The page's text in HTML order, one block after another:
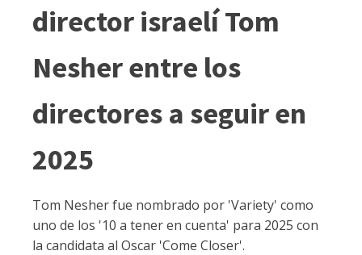
director israelí Tom
Nesher entre los
directores a seguir en
2025
Tom Nesher fue nombrado por 'Variety' como
uno de los '10 a tener en cuenta' para 2025 con
la candidata al Oscar 'Come Closer'.